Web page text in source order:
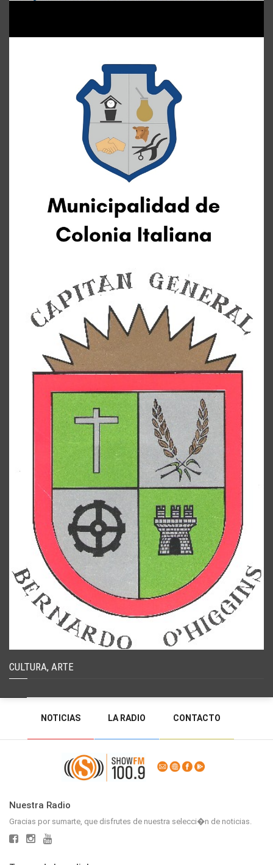
CULTURA, ARTE
NOTICIAS LA RADIO CONTACTO
PROGRAMACIÓN RADIO EN VIVO
DEJAR MENSAJE
Nuestra Radio
Gracias por sumarte, que disfrutes de nuestra selecci�n de noticias.